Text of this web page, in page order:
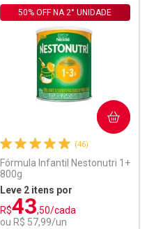
(46)
Fórmula Infantil Nestonutri 1+
800g
50% OFF NA 2° UNIDADE
Leve 2 itens por
R$43,50/cada
ou R$ 57,99/un
COMPRAR